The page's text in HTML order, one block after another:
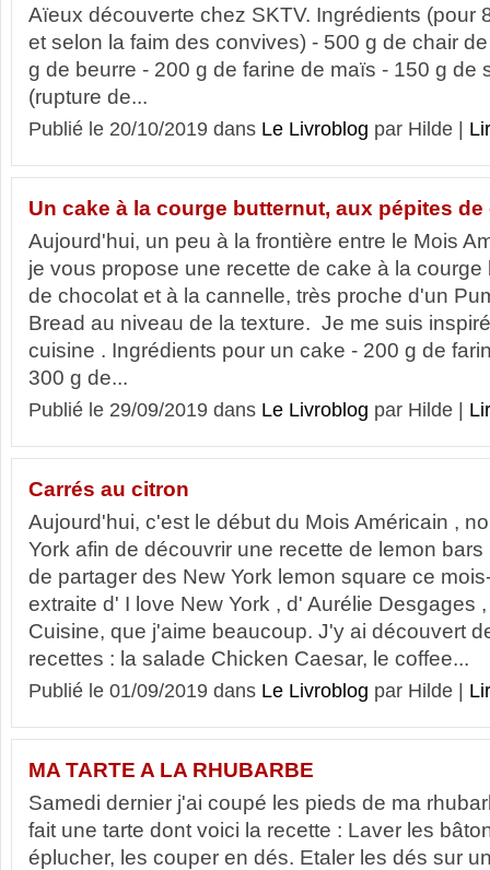
Aïeux découverte chez SKTV. Ingrédients (pour
et selon la faim des convives) - 500 g de chair
g de beurre - 200 g de farine de maïs - 150 g de
(rupture de...
Publié le 20/10/2019 dans Le Livroblog par Hilde |
Un cake à la courge butternut, aux pépites
Aujourd'hui, un peu à la frontière entre le Mois
je vous propose une recette de cake à la
de chocolat et à la cannelle, très proche d'un
Bread au niveau de la texture. Je me suis
cuisine . Ingrédients pour un cake - 200 g de
300 g de...
Publié le 29/09/2019 dans Le Livroblog par Hilde |
Carrés au citron
Aujourd'hui, c'est le début du Mois Américain ,
York afin de découvrir une recette de lemon
de partager des New York lemon square ce
extraite d' I love New York , d' Aurélie Desgages
Cuisine, que j'aime beaucoup. J'y ai découvert
recettes : la salade Chicken Caesar, le coffee...
Publié le 01/09/2019 dans Le Livroblog par Hilde |
MA TARTE A LA RHUBARBE
Samedi dernier j'ai coupé les pieds de ma
fait une tarte dont voici la recette : Laver les
éplucher, les couper en dés. Etaler les dés sur